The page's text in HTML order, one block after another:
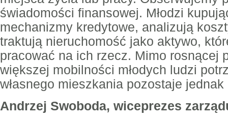
świadomości finansowej. Młodzi
mechanizmy kredytowe, analizują
traktują nieruchomość jako aktywo,
pracować na ich rzecz. Mimo rosnącej
większej mobilności młodych ludzi
własnego mieszkania pozostaje
Andrzej Swoboda, wiceprezes